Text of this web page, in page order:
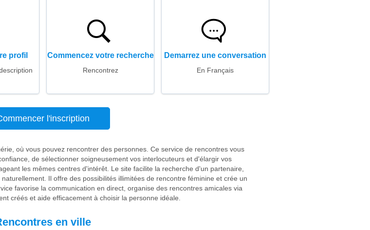
profil Commencez votre recherche
Rencontrez
Demarrez une conversation
En Français
l'inscription
où vous pouvez rencontrer des personnes. Ce service de rencontres vous
de sélectionner soigneusement vos interlocuteurs et d'élargir vos
les mêmes centres d'intérêt. Le site facilite la recherche d'un partenaire,
Il offre des possibilités illimitées de rencontre féminine et crée un
favorise la communication en direct, organise des rencontres amicales via
créés et aide efficacement à choisir la personne idéale.
en ville